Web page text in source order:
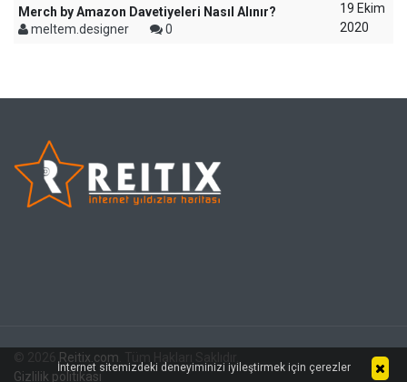
Merch by Amazon Davetiyeleri Nasıl Alınır?
meltem.designer
0
19 Ekim
2020
Reitix.com
Gizlilik politikası
İnternet sitemizdeki deneyiminizi iyileştirmek için çerezler